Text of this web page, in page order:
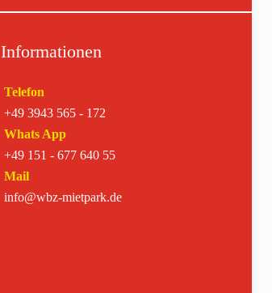
Informationen
Telefon
+49 3943 565 - 172
Whats App
+49 151 - 677 640 55
Mail
info@wbz-mietpark.de